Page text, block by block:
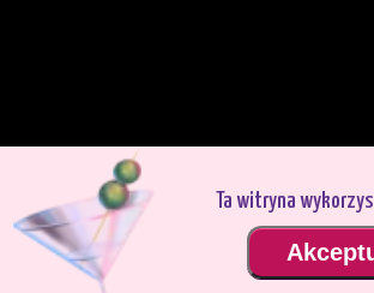
Grasz w trybie demo. Prawdziwy tryb gry jest znacznie
Ta witryna